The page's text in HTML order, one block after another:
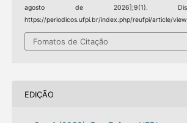
agosto de 2026];9(1).
https://periodicos.ufpi.br/index.php/reufpi/article/
Fomatos de Citação
EDIÇÃO